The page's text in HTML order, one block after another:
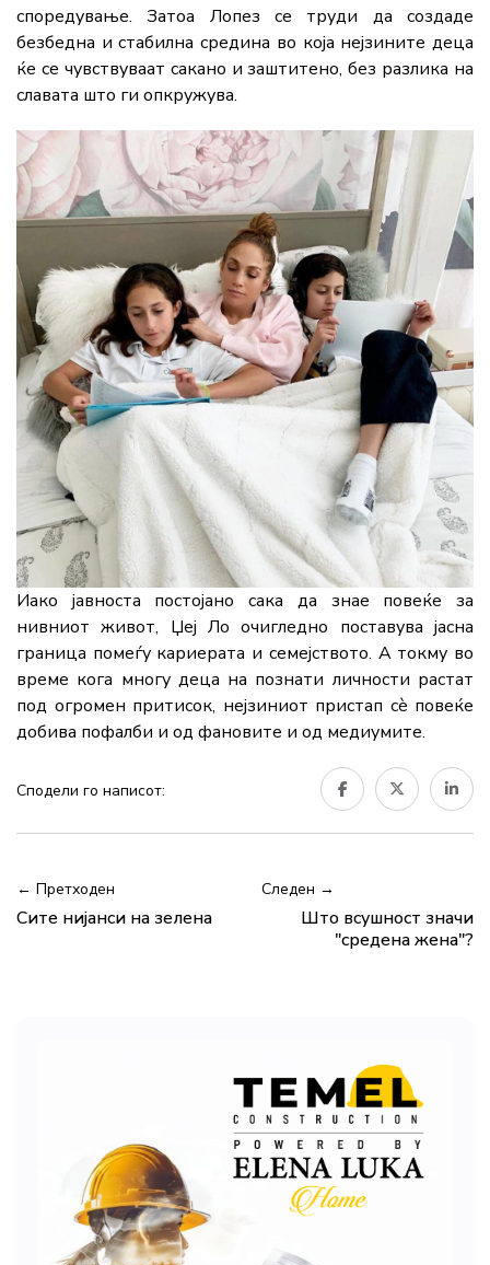
споредување. Затоа Лопез се труди да создаде
безбедна и стабилна средина во која нејзините деца
ќе се чувствуваат сакано и заштитено, без разлика на
славата што ги опкружува.
Иако јавноста постојано сака да знае повеќе за
нивниот живот, Џеј Ло очигледно поставува јасна
граница помеѓу кариерата и семејството. А токму во
време кога многу деца на познати личности растат
под огромен притисок, нејзиниот пристап сè повеќе
добива пофалби и од фановите и од медиумите.
Сподели го написот:
← Претходен
Сите нијанси на зелена
Следен →
Што всушност значи
"средена жена"?